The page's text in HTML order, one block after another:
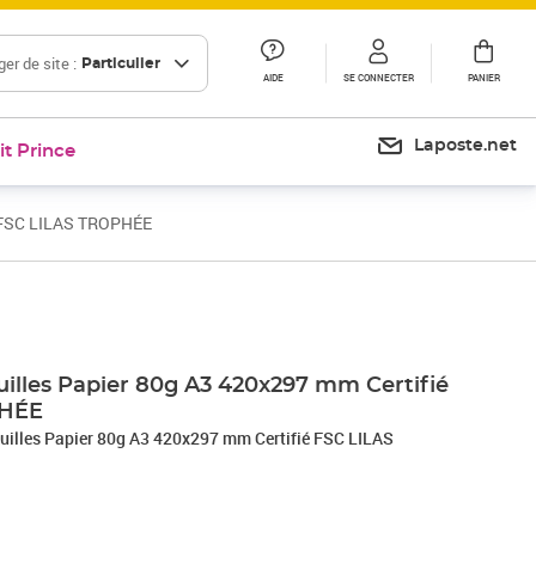
de site : Particulier
AIDE SE CONNECTER PANIER
Prince Laposte.net
LILAS TROPHÉE
Papier 80g A3 420x297 mm Certifié
Papier 80g A3 420x297 mm Certifié FSC LILAS